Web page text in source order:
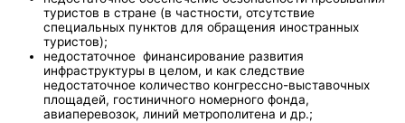
туристов в стране (в частности, отсутствие
специальных пунктов для обращения иностранных
туристов);
недостаточное финансирование развития
инфраструктуры в целом, и как следствие
недостаточное количество конгрессно-выставочных
площадей, гостиничного номерного фонда,
авиаперевозок, линий метрополитена и др.;